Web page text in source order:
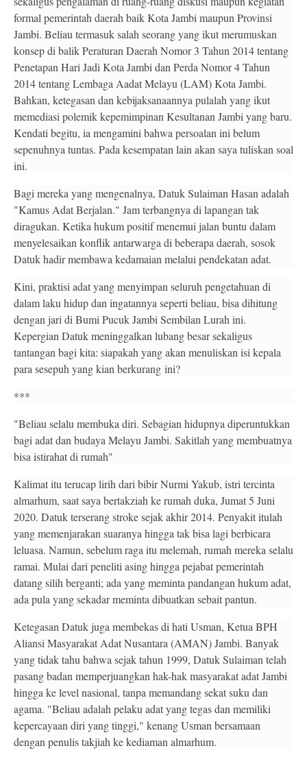
formal pemerintah daerah baik Kota Jambi maupun Provinsi
Jambi. Beliau termasuk salah seorang yang ikut merumuskan
konsep di balik Peraturan Daerah Nomor 3 Tahun 2014 tentang
Penetapan Hari Jadi Kota Jambi dan Perda Nomor 4 Tahun
2014 tentang Lembaga Aadat Melayu (LAM) Kota Jambi.
Bahkan, ketegasan dan kebijaksanaannya pulalah yang ikut
memediasi polemik kepemimpinan Kesultanan Jambi yang baru.
Kendati begitu, ia mengamini bahwa persoalan ini belum
sepenuhnya tuntas. Pada kesempatan lain akan saya tuliskan soal
ini.
Bagi mereka yang mengenalnya, Datuk Sulaiman Hasan adalah
"Kamus Adat Berjalan." Jam terbangnya di lapangan tak
diragukan. Ketika hukum positif menemui jalan buntu dalam
menyelesaikan konflik antarwarga di beberapa daerah, sosok
Datuk hadir membawa kedamaian melalui pendekatan adat.
Kini, praktisi adat yang menyimpan seluruh pengetahuan di
dalam laku hidup dan ingatannya seperti beliau, bisa dihitung
dengan jari di Bumi Pucuk Jambi Sembilan Lurah ini.
Kepergian Datuk meninggalkan lubang besar sekaligus
tantangan bagi kita: siapakah yang akan menuliskan isi kepala
para sesepuh yang kian berkurang ini?
***
"Beliau selalu membuka diri. Sebagian hidupnya diperuntukkan
bagi adat dan budaya Melayu Jambi. Sakitlah yang membuatnya
bisa istirahat di rumah"
Kalimat itu terucap lirih dari bibir Nurmi Yakub, istri tercinta
almarhum, saat saya bertakziah ke rumah duka, Jumat 5 Juni
2020. Datuk terserang stroke sejak akhir 2014. Penyakit itulah
yang memenjarakan suaranya hingga tak bisa lagi berbicara
leluasa. Namun, sebelum raga itu melemah, rumah mereka selalu
ramai. Mulai dari peneliti asing hingga pejabat pemerintah
datang silih berganti; ada yang meminta pandangan hukum adat,
ada pula yang sekadar meminta dibuatkan sebait pantun.
Ketegasan Datuk juga membekas di hati Usman, Ketua BPH
Aliansi Masyarakat Adat Nusantara (AMAN) Jambi. Banyak
yang tidak tahu bahwa sejak tahun 1999, Datuk Sulaiman telah
pasang badan memperjuangkan hak-hak masyarakat adat Jambi
hingga ke level nasional, tanpa memandang sekat suku dan
agama. "Beliau adalah pelaku adat yang tegas dan memiliki
kepercayaan diri yang tinggi," kenang Usman bersamaan
dengan penulis takjiah ke kediaman almarhum.